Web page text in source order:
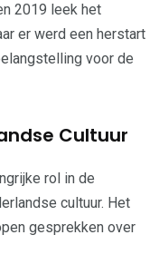
2019 leek het
er werd een herstart
voor de
Cultuur
rol in de
cultuur. Het
gesprekken over